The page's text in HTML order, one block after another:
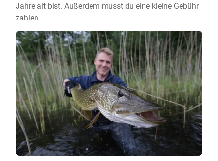
Jahre alt bist. Außerdem musst du eine kleine Gebühr
zahlen.